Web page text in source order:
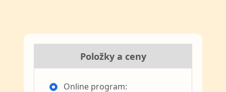
Položky a ceny
Online program: